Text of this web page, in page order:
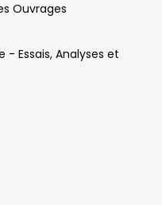
Ouvrages
Essais, Analyses et